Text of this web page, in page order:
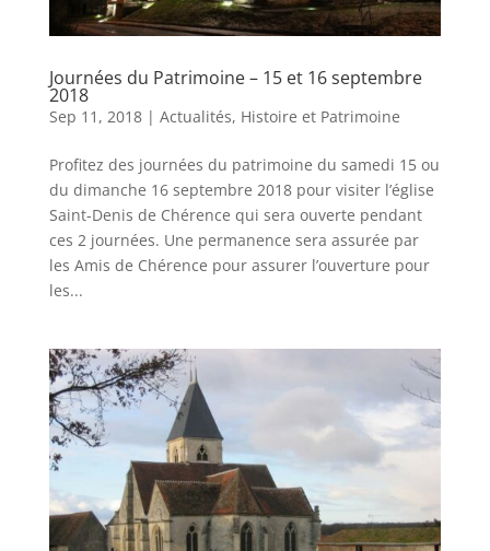
Journées du Patrimoine – 15 et 16 septembre
2018
Sep 11, 2018| Actualités, Histoire et Patrimoine
Profitez des journées du patrimoine du samedi 15 ou
du dimanche 16 septembre 2018 pour visiter l’église
Saint-Denis de Chérence qui sera ouverte pendant
ces 2 journées. Une permanence sera assurée par
les Amis de Chérence pour assurer l’ouverture pour
les...